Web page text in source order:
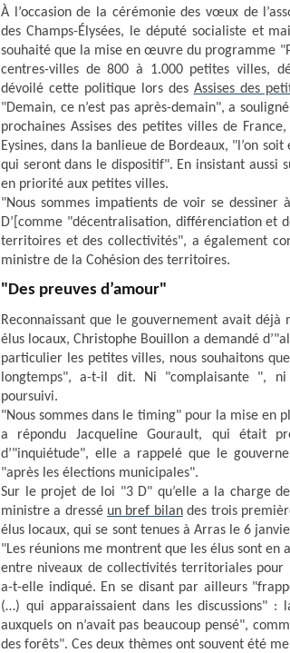
À l’occasion de la cérémonie des vœux de
des Champs-Élysées, le député socialiste et
souhaité que la mise en œuvre du programme
centres-villes de 800 à 1.000 petites villes,
dévoilé cette politique lors des Assises des
"Demain, ce n’est pas après-demain", a
prochaines Assises des petites villes de
Eysines, dans la banlieue de Bordeaux, "l’on
qui seront dans le dispositif". En insistant aussi
en priorité aux petites villes.
"Nous sommes impatients de voir se
D’[comme "décentralisation, différenciation et
territoires et des collectivités", a également
ministre de la Cohésion des territoires.
"Des preuves d’amour"
Reconnaissant que le gouvernement avait déjà
élus locaux, Christophe Bouillon a demandé
particulier les petites villes, nous souhaitons
longtemps", a-t-il dit. Ni "complaisante ", ni
poursuivi.
"Nous sommes dans le timing" pour la mise en
a répondu Jacqueline Gourault, qui était
d’"inquiétude", elle a rappelé que le
"après les élections municipales".
Sur le projet de loi "3 D" qu’elle a la charge
ministre a dressé un bref bilandes trois
élus locaux, qui se sont tenues à Arras le 6
"Les réunions me montrent que les élus sont en
entre niveaux de collectivités territoriales pour
a-t-elle indiqué. En se disant par ailleurs
(…) qui apparaissaient dans les discussions" :
auxquels on n’avait pas beaucoup pensé",
des forêts". Ces deux thèmes ont souvent été